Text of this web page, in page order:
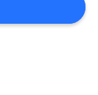
خريطة